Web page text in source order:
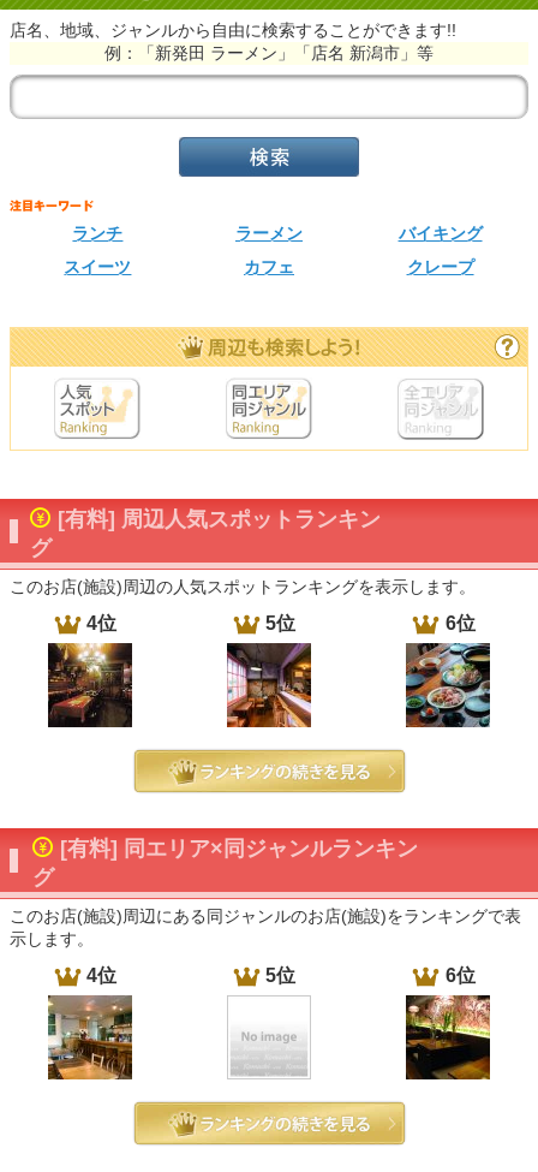
店名、地域、ジャンルから自由に検索することができます!!
例：「新発田 ラーメン」「店名 新潟市」等
ランチ ラーメン
バイキング
スイーツ
カフェ クレープ
[有料] 周辺人気スポットランキン
グ
このお店(施設)周辺の人気スポットランキングを表示します。
4位 5位 6位
[有料] 同エリア×同ジャンルランキン
グ
このお店(施設)周辺にある同ジャンルのお店(施設)をランキングで表
示します。
4位 5位 6位